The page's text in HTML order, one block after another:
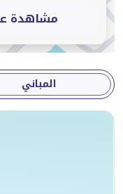
مشاهدة
المباني